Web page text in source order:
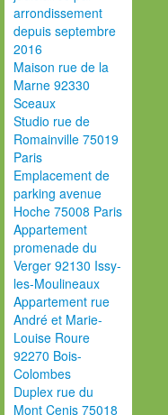
arrondissement
depuis septembre
2016
Maison rue de la
Marne 92330
Sceaux
Studio rue de
Romainville 75019
Paris
Emplacement de
parking avenue
Hoche 75008 Paris
Appartement
promenade du
Verger 92130 Issy-
les-Moulineaux
Appartement rue
André et Marie-
Louise Roure
92270 Bois-
Colombes
Duplex rue du
Mont Cenis 75018